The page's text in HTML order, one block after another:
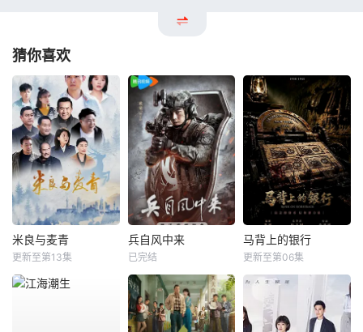
猜你喜欢
米良与麦青
更新至第13集
兵自风中来
已完结
马背上的银行
更新至第06集